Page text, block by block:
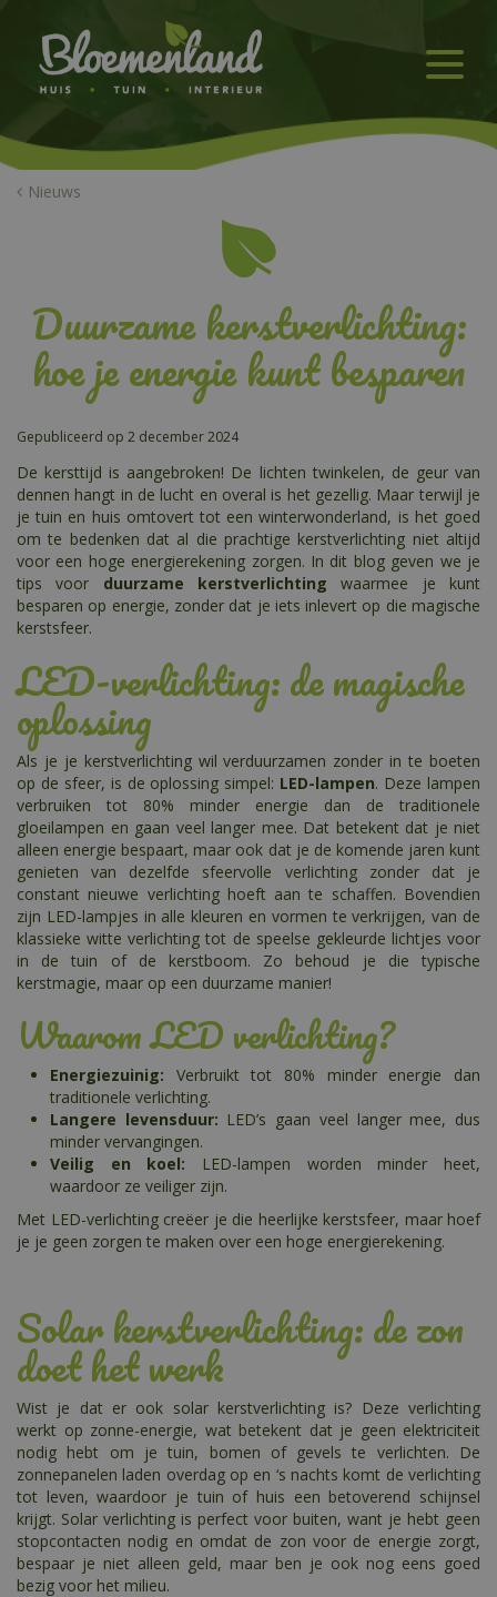
c
o
Nieuws
Duurzame kerstverlichting:
hoe je energie kunt besparen
Gepubliceerd op 2 december 2024
De kersttijd is aangebroken! De lichten twinkelen, de geur van
dennen hangt in de lucht en overal is het gezellig. Maar terwijl je
je tuin en huis omtovert tot een winterwonderland, is het goed
om te bedenken dat al die prachtige kerstverlichting niet altijd
voor een hoge energierekening zorgen. In dit blog geven we je
tips voor duurzame kerstverlichting waarmee je kunt
besparen op energie, zonder dat je iets inlevert op die magische
kerstsfeer.
LED-verlichting: de magische
oplossing
Als je je kerstverlichting wil verduurzamen zonder in te boeten
op de sfeer, is de oplossing simpel: LED-lampen. Deze lampen
verbruiken tot 80% minder energie dan de traditionele
gloeilampen en gaan veel langer mee. Dat betekent dat je niet
alleen energie bespaart, maar ook dat je de komende jaren kunt
genieten van dezelfde sfeervolle verlichting zonder dat je
constant nieuwe verlichting hoeft aan te schaffen. Bovendien
zijn LED-lampjes in alle kleuren en vormen te verkrijgen, van de
klassieke witte verlichting tot de speelse gekleurde lichtjes voor
in de tuin of de kerstboom. Zo behoud je die typische
kerstmagie, maar op een duurzame manier!
Waarom LED verlichting?
Energiezuinig: Verbruikt tot 80% minder energie dan
traditionele verlichting.
Langere levensduur: LED’s gaan veel langer mee, dus
minder vervangingen.
Veilig en koel: LED-lampen worden minder heet,
waardoor ze veiliger zijn.
Met LED-verlichting creëer je die heerlijke kerstsfeer, maar hoef
je je geen zorgen te maken over een hoge energierekening.
Solar kerstverlichting: de zon
doet het werk
Wist je dat er ook solar kerstverlichting is? Deze verlichting
werkt op zonne-energie, wat betekent dat je geen elektriciteit
nodig hebt om je tuin, bomen of gevels te verlichten. De
zonnepanelen laden overdag op en ‘s nachts komt de verlichting
tot leven, waardoor je tuin of huis een betoverend schijnsel
krijgt. Solar verlichting is perfect voor buiten, want je hebt geen
stopcontacten nodig en omdat de zon voor de energie zorgt,
bespaar je niet alleen geld, maar ben je ook nog eens goed
bezig voor het milieu.